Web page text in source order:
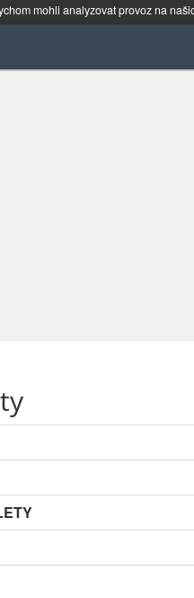
mohli analyzovat provoz na